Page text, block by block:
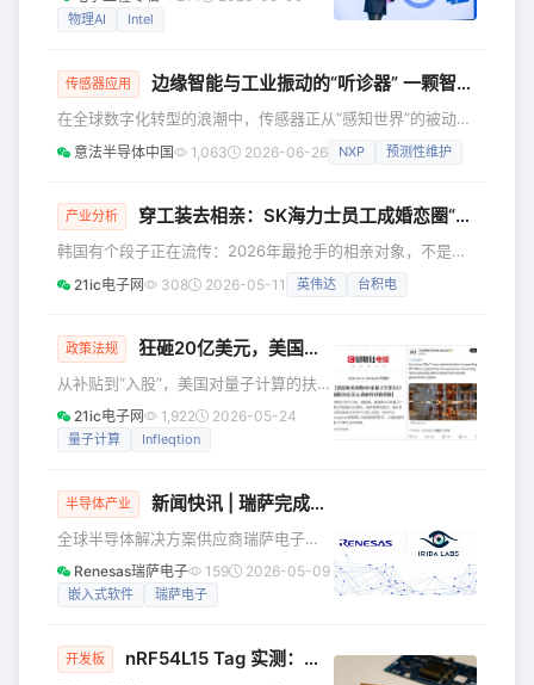
代，IBM还有一条极少被提及的产品
局与AI创新战略。 其中，高通技术公司
动。 Katouzian出任新设业务集团EVP
Katouzian将于本月正式加入Intel，出任
公司执行副总裁兼新设立的"客户端计算
物理AI Intel
传感器应用 边缘智能与工业振动的“听诊器” 一颗智能传感器如何撬动预测性维护新蓝海
在全球数字化转型的浪潮中，传感器正从“感知世界”的被动元
件，进化为“理解世界”的智能节点。尤其在工业自动化、汽车
电子与消费电子三大引擎的驱动下，MEMS（微机电系统）传
预测，全球MEMS市场规模将在2027年突破220亿美元，年
理、边缘计算甚至AI推理能力的传感器——成为增长
意法半导体中国 1,063 2026-06-26 NXP 预测性维护
产业分析 穿工装去相亲：SK海力士员工成婚恋圈“顶流”
韩国有个段子正在流传：2026年最抢手的相亲对象，不是医
生、不是律师，而是SK海力士的员工。 社交媒体上，印着
衣着普通的顾客，一看对方衣服里露出海力士标志，脸色瞬间
从“你是谁”切换成俯首帖耳的“海力士大人（Lord Hynix）”。
海力士员工内部还流传着另一条“社交密码
21ic电子网 308 2026-05-11 英伟达 台积电
政策法规 狂砸20亿美元，美国政府入股9家量子计算公司！
从补贴到“入股”，美国对量子计算的扶持
进入了新阶段。 当地时间5月21日，美
国商务部官宣一则重磅消息：将向9家量
业化，抢占未来科技制高点。 不同于以
点是美国政府将直接持有每家受助企业
的股权。这意味着，美国政府不再只是
“给钱”，而是以“资本+政策”双重绑定的
看
21ic电子网 1,922 2026-05-24
量子计算 Infleqtion
半导体产业 新闻快讯 | 瑞萨完成对Irida Labs的收购，以扩展视觉AI软件能力并加速布局系统级视觉解决方案
全球半导体解决方案供应商瑞萨电子
（TSE：6723）宣布，其子公司已完成
对希腊公司Irida Labs的收购。Irida
边缘AI嵌入式处理领域的实力，这是瑞
Renesas瑞萨电子 159 2026-05-09
嵌入式软件 瑞萨电子
开发板 nRF54L15 Tag 实测：双天线、CR2032 供电，这块小板子跑起来到底怎么样？